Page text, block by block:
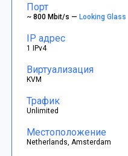
Порт
~ 800 Mbit/s —Looking Glass
IP адрес
1 IPv4
Виртуализация
KVM
Трафик
Unlimited
Местоположение
Netherlands, Amsterdam